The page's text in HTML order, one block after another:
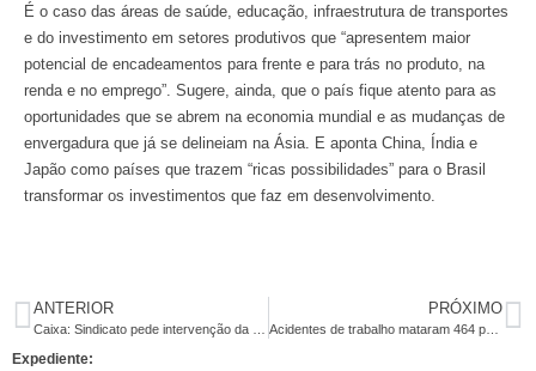
É o caso das áreas de saúde, educação, infraestrutura de transportes
e do investimento em setores produtivos que “apresentem maior
potencial de encadeamentos para frente e para trás no produto, na
renda e no emprego”. Sugere, ainda, que o país fique atento para as
oportunidades que se abrem na economia mundial e as mudanças de
envergadura que já se delineiam na Ásia. E aponta China, Índia e
Japão como países que trazem “ricas possibilidades” para o Brasil
transformar os investimentos que faz em desenvolvimento.
ANTERIOR PRÓXIMO
Acidentes de trabalho mataram 464 pessoas no estado de São Paulo em 2011
Expediente: